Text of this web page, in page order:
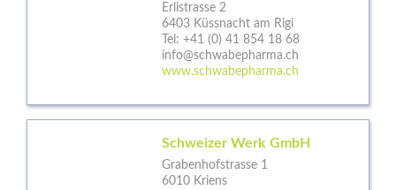
Erlistrasse 2
6403 Küssnacht am Rigi
Tel: +41 (0) 41 854 18 68
info@schwabepharma.ch
www.schwabepharma.ch
Schweizer Werk GmbH
Grabenhofstrasse 1
6010 Kriens